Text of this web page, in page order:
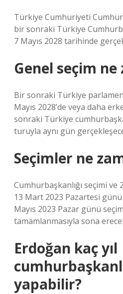
Türkiye Cumhuriyeti
bir sonraki Türkiye
7 Mayıs 2028 tarihinde
Genel seçim ne
Bir sonraki Türkiye
Mayıs 2028’de veya daha
sonraki Türkiye
turuyla aynı gün
Seçimler ne
Cumhurbaşkanlığı seçimi ve
13 Mart 2023 Pazartesi
Mayıs 2023 Pazar günü
tamamlanmasıyla sona
Erdoğan kaç yıl
yapabilir?